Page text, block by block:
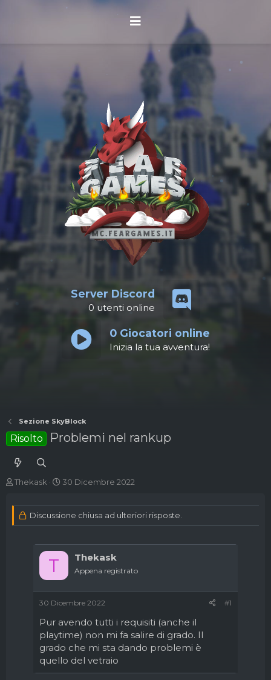
Server Discord
0 utenti online
0Giocatori online
Inizia la tua avventura!
Sezione SkyBlock
Risolto Problemi nel rankup
A
r
Thekask
D
a
d
i
z
i
o
30 Dicembre 2022
Discussione chiusa ad ulteriori risposte.
T Thekask
Appena registrato
30 Dicembre 2022 #1
Pur avendo tutti i requisiti (anche il
playtime) non mi fa salire di grado. Il
grado che mi sta dando problemi è
quello del vetraio